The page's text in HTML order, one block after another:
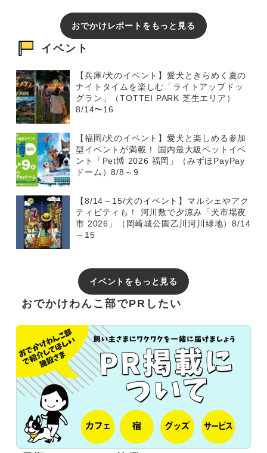
おでかけレポートをもっと見る
イベント
【兵庫/犬のイベント】愛犬ときらめく夏の
ナイトタイムを楽しむ「ライトアップドッ
グラン」（TOTTEI PARK 芝生エリア）
8/14〜16
【福岡/犬のイベント】愛犬と楽しめる参加
型イベントが満載！ 国内最大級ペットイベ
ント「Pet博 2026 福岡」（みずほPayPay
ドーム）8/8～9
【8/14～15/犬のイベント】マルシェやアク
ティビティも！ 河川敷で夕涼み「犬市場夜
市 2026」（岡崎城公園乙川河川緑地）8/14
～15
イベントをもっと見る
おでかけわんこ部でPRしたい